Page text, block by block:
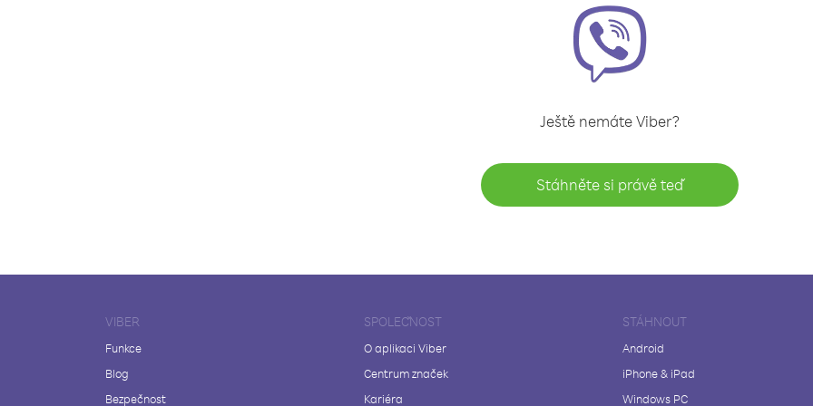
Ještě nemáte Viber?
Stáhněte si právě teď
VIBER
Funkce
Blog
Bezpečnost
SPOLEČNOST
O aplikaci Viber
Centrum značek
Kariéra
STÁHNOUT
Android
iPhone & iPad
Windows PC